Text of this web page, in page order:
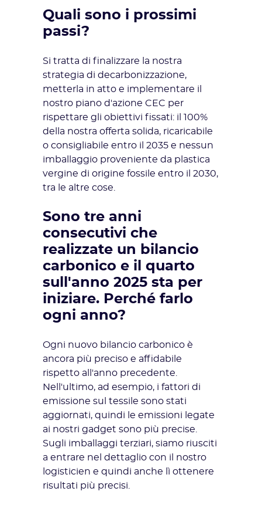
Quali sono i prossimi
passi?
Si tratta di finalizzare la nostra
strategia di decarbonizzazione,
metterla in atto e implementare il
nostro piano d'azione CEC per
rispettare gli obiettivi fissati: il 100%
della nostra offerta solida, ricaricabile
o consigliabile entro il 2035 e nessun
imballaggio proveniente da plastica
vergine di origine fossile entro il 2030,
tra le altre cose.
Sono tre anni
consecutivi che
realizzate un bilancio
carbonico e il quarto
sull'anno 2025 sta per
iniziare. Perché farlo
ogni anno?
Ogni nuovo bilancio carbonico è
ancora più preciso e affidabile
rispetto all'anno precedente.
Nell'ultimo, ad esempio, i fattori di
emissione sul tessile sono stati
aggiornati, quindi le emissioni legate
ai nostri gadget sono più precise.
Sugli imballaggi terziari, siamo riusciti
a entrare nel dettaglio con il nostro
logisticien e quindi anche lì ottenere
risultati più precisi.